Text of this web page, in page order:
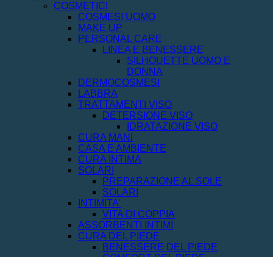
COSMETICI
COSMESI UOMO
MAKE UP
PERSONAL CARE
LINEA E BENESSERE
SILHOUETTE UOMO E
DONNA
DERMOCOSMESI
LABBRA
TRATTAMENTI VISO
DETERSIONE VISO
IDRATAZIONE VISO
CURA MANI
CASA E AMBIENTE
CURA INTIMA
SOLARI
PREPARAZIONE AL SOLE
SOLARI
INTIMITA'
VITA DI COPPIA
ASSORBENTI INTIMI
CURA DEL PIEDE
BENESSERE DEL PIEDE